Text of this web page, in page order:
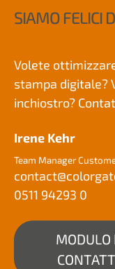
SIAMO FELICI
Volete
stampa digitale?
inchiostro?
Irene Kehr
Team Manager
contact@
0511 94293 0
MODULO